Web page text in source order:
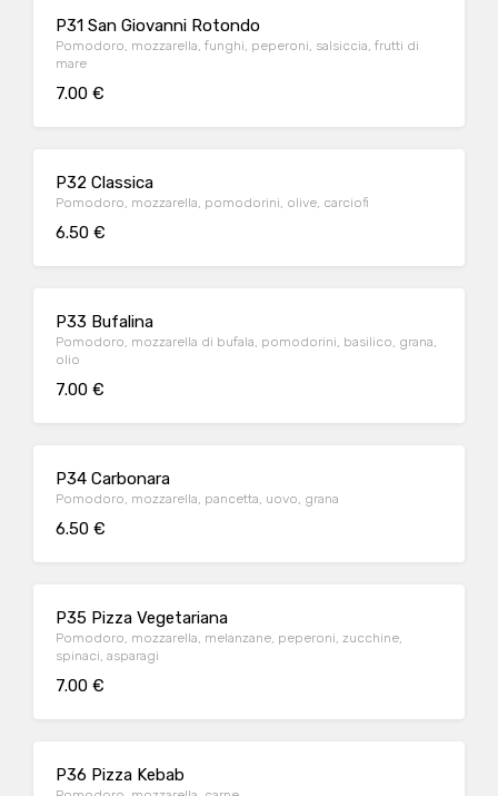
P31 San Giovanni Rotondo
Pomodoro, mozzarella, funghi, peperoni, salsiccia, frutti di
mare
7.00 €
P32 Classica
Pomodoro, mozzarella, pomodorini, olive, carciofi
6.50 €
P33 Bufalina
Pomodoro, mozzarella di bufala, pomodorini, basilico, grana,
olio
7.00 €
P34 Carbonara
Pomodoro, mozzarella, pancetta, uovo, grana
6.50 €
P35 Pizza Vegetariana
Pomodoro, mozzarella, melanzane, peperoni, zucchine,
spinaci, asparagi
7.00 €
P36 Pizza Kebab